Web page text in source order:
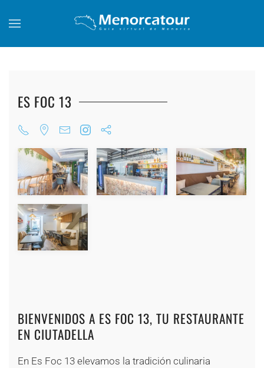
Skip to main content
ES FOC 13
+ + +
+
BIENVENIDOS A ES FOC 13, TU RESTAURANTE
EN CIUTADELLA
En Es Foc 13 elevamos la tradición culinaria